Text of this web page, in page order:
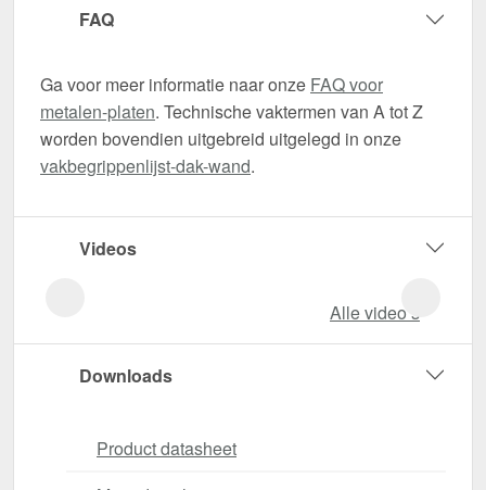
FAQ
Ga voor meer informatie naar onze FAQ voor
metalen-platen. Technische vaktermen van A tot Z
worden bovendien uitgebreid uitgelegd in onze
vakbegrippenlijst-dak-wand.
Videos
Alle video‘s
Downloads
Product datasheet